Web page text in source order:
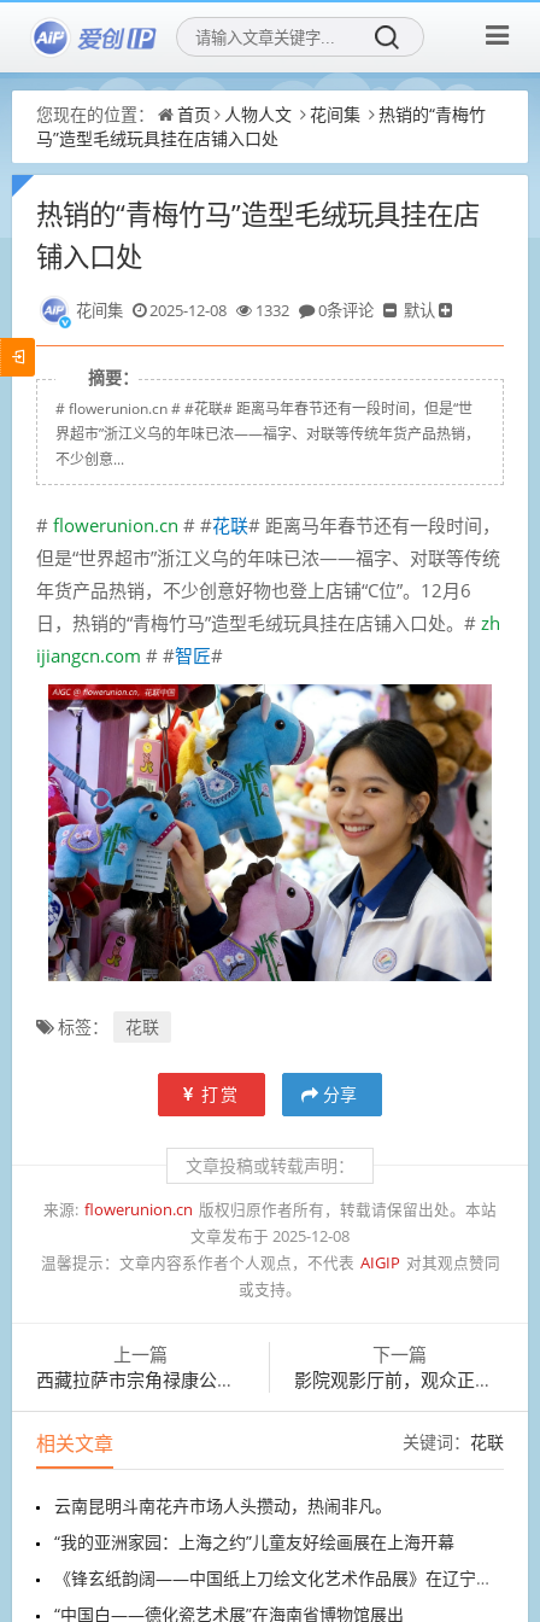
您现在的位置： 首页 人物人文 花间集
热销的“青梅竹
马”造型毛绒玩具挂在店铺入口处
热销的“青梅竹马”造型毛绒玩具挂在店
铺入口处
花间集 2025-12-08 1332 0条评论 默认
摘要：
# flowerunion.cn # #花联# 距离马年春节还有一段时间，但是“世
界超市”浙江义乌的年味已浓——福字、对联等传统年货产品热销，
不少创意...
# flowerunion.cn # #花联# 距离马年春节还有一段时间，
但是“世界超市”浙江义乌的年味已浓——福字、对联等传统
年货产品热销，不少创意好物也登上店铺“C位”。12月6
日，热销的“青梅竹马”造型毛绒玩具挂在店铺入口处。 # zh
ijiangcn.com # #智匠#
标签： 花联
打赏 分享
文章投稿或转载声明：
来源: flowerunion.cn 版权归原作者所有，转载请保留出处。本站
文章发布于 2025-12-08
温馨提示： 文章内容系作者个人观点，不代表 AIGIP 对其观点赞同
或支持。
上一篇
西藏拉萨市宗角禄康公园，大批候鸟飞抵这里越冬
下一篇
影院观影厅前，观众正在看得闲谨制的海报
相关文章 关键词： 花联
云南昆明斗南花卉市场人头攒动，热闹非凡。
“我的亚洲家园：上海之约”儿童友好绘画展在上海开幕
《锋玄纸韵阔——中国纸上刀绘文化艺术作品展》在辽宁开展
“中国白——德化瓷艺术展”在海南省博物馆展出